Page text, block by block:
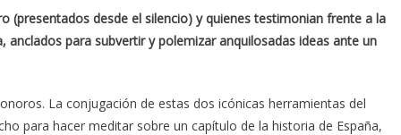
(presentados desde el silencio) y quienes testimonian frente a la
para subvertir y polemizar anquilosadas ideas ante un
La conjugación de estas dos icónicas herramientas del
para hacer meditar sobre un capítulo de la historia de España,